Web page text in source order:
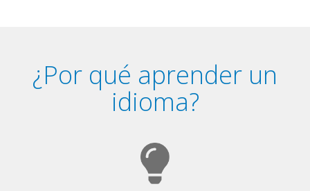
¿Por qué aprender un
idioma?